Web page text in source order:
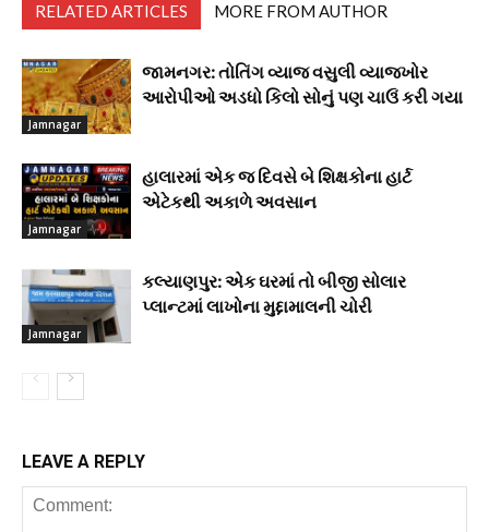
RELATED ARTICLES MORE FROM AUTHOR
Jamnagar
જામનગર: તોતિંગ વ્યાજ વસુલી વ્યાજખોર
આરોપીઓ અડધો કિલો સોનું પણ ચાઉં કરી ગયા
Jamnagar
હાલારમાં એક જ દિવસે બે શિક્ષકોના હાર્ટ
એટેકથી અકાળે અવસાન
Jamnagar
કલ્યાણપુર: એક ઘરમાં તો બીજી સોલાર
પ્લાન્ટમાં લાખોના મુદ્દામાલની ચોરી
LEAVE A REPLY